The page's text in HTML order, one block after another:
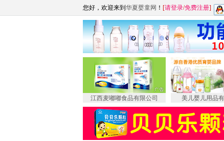
您好，欢迎来到 华夏婴童网 ！ [请登录/免费注册]
江西麦嘟嘟食品有限公司 美儿婴儿用品